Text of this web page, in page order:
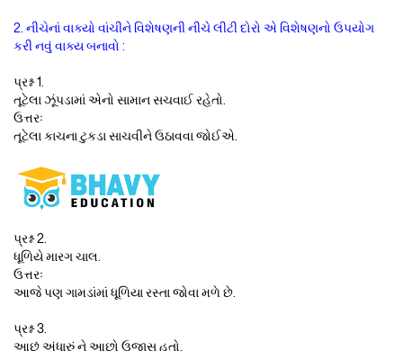
2. નીચેનાં વાક્યો વાંચીને વિશેષણની નીચે લીટી દોરો એ વિશેષણનો ઉપયોગ
કરી નવું વાક્ય બનાવો :
પ્રશ્ન 1.
તૂટેલા ઝૂંપડામાં એનો સામાન સચવાઈ રહેતો.
ઉત્તરઃ
તૂટેલા કાચના ટુકડા સાચવીને ઉઠાવવા જોઈએ.
પ્રશ્ન 2.
ધૂળિયે મારગ ચાલ.
ઉત્તરઃ
આજે પણ ગામડાંમાં ધૂળિયા રસ્તા જોવા મળે છે.
પ્રશ્ન 3.
આછું અંધારું ને આછો ઉજાસ હતો.